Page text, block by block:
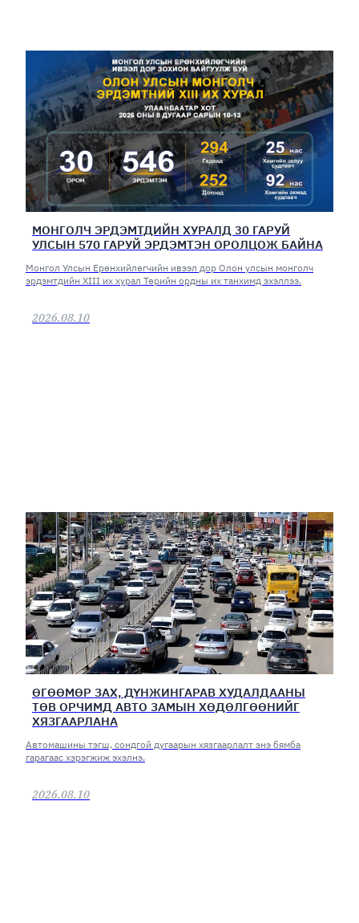
МОНГОЛЧ ЭРДЭМТДИЙН ХУРАЛД 30 ГАРУЙ
УЛСЫН 570 ГАРУЙ ЭРДЭМТЭН ОРОЛЦОЖ БАЙНА
Монгол Улсын Ерөнхийлөгчийн ивээл дор Олон улсын монголч
эрдэмтдийн XIII их хурал Төрийн ордны их танхимд эхэллээ.
2026.08.10
ӨГӨӨМӨР ЗАХ, ДҮНЖИНГАРАВ ХУДАЛДААНЫ
ТӨВ ОРЧИМД АВТО ЗАМЫН ХӨДӨЛГӨӨНИЙГ
ХЯЗГААРЛАНА
Автомашины тэгш, сондгой дугаарын хязгаарлалт энэ бямба
гарагаас хэрэгжиж эхэлнэ.
2026.08.10